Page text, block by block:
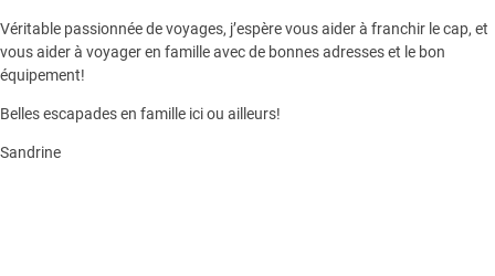
Véritable passionnée de voyages, j’espère vous aider à franchir le cap, et
vous aider à voyager en famille avec de bonnes adresses et le bon
équipement!
Belles escapades en famille ici ou ailleurs!
Sandrine